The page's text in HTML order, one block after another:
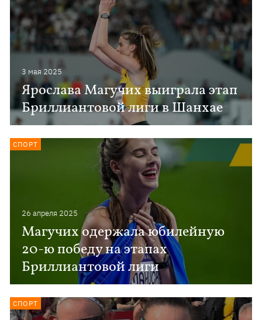
3 мая 2025
Ярослава Магучих выиграла этап
Бриллиантовой лиги в Шанхае
26 апреля 2025
Магучих одержала юбилейную
20-ю победу на этапах
Бриллиантовой лиги
СПОРТ
СПОРТ